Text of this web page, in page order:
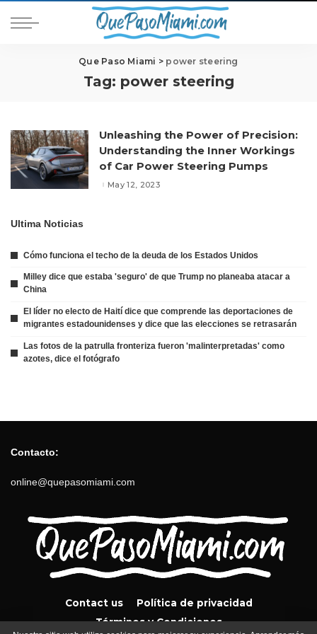
Que Paso Miami > power steering
Tag: power steering
Unleashing the Power of Precision:
Understanding the Inner Workings
of Car Power Steering Pumps
May 12, 2023
Ultima Noticias
Cómo funciona el techo de la deuda de los Estados Unidos
Milley dice que estaba 'seguro' de que Trump no planeaba atacar a
China
El líder no electo de Haití dice que comprende las deportaciones de
migrantes estadounidenses y dice que las elecciones se retrasarán
Las fotos de la patrulla fronteriza fueron 'malinterpretadas' como
azotes, dice el fotógrafo
Contacto:
online@quepasomiami.com
Contact us
Política de privacidad
Términos y Condiciones